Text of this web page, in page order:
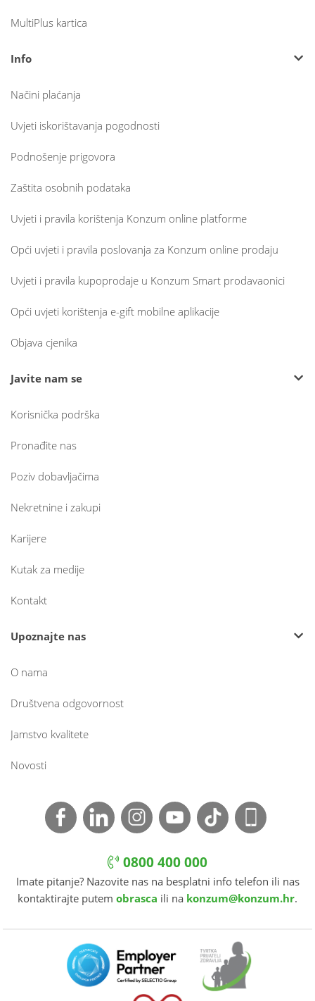
MultiPlus kartica
Info
Načini plaćanja
Uvjeti iskorištavanja pogodnosti
Podnošenje prigovora
Zaštita osobnih podataka
Uvjeti i pravila korištenja Konzum online platforme
Opći uvjeti i pravila poslovanja za Konzum online prodaju
Uvjeti i pravila kupoprodaje u Konzum Smart prodavaonici
Opći uvjeti korištenja e-gift mobilne aplikacije
Objava cjenika
Javite nam se
Korisnička podrška
Pronađite nas
Poziv dobavljačima
Nekretnine i zakupi
Karijere
Kutak za medije
Kontakt
Upoznajte nas
O nama
Društvena odgovornost
Jamstvo kvalitete
Novosti
0800 400 000
Imate pitanje? Nazovite nas na besplatni info telefon ili nas
kontaktirajte putem obrasca ili na konzum@konzum.hr.